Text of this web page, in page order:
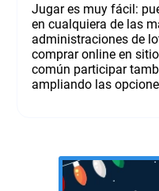
Jugar es muy fácil:
en cualquiera de las
administraciones de
comprar online en
común participar
ampliando las